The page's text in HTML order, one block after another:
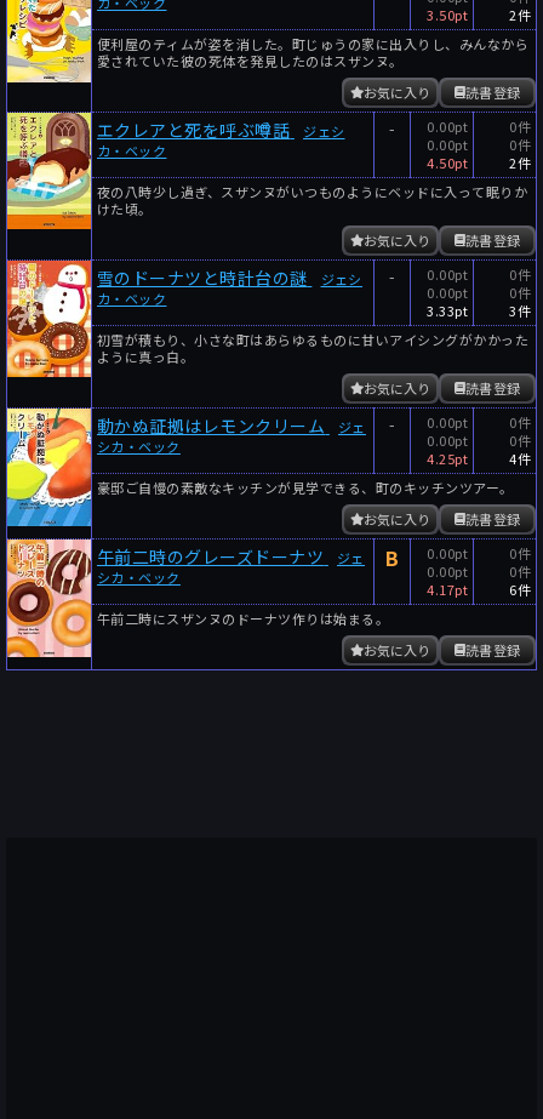
3.50pt
2件
便利屋のティムが姿を消した。町じゅうの家に出入りし、みんなから
愛されていた彼の死体を発見したのはスザンヌ。
読書登録
お気に入り
エクレアと死を呼ぶ噂話
ジェシ
カ・ベック
-
0.00pt
0.00pt
4.50pt
0件
0件
2件
夜の八時少し過ぎ、スザンヌがいつものようにベッドに入って眠りか
けた頃。
読書登録
お気に入り
雪のドーナツと時計台の謎
ジェシ
カ・ベック
-
0.00pt
0.00pt
3.33pt
0件
0件
3件
初雪が積もり、小さな町はあらゆるものに甘いアイシングがかかった
ように真っ白。
読書登録
お気に入り
動かぬ証拠はレモンクリーム
ジェ
シカ・ベック
-
0.00pt
0.00pt
4.25pt
0件
0件
4件
豪邸ご自慢の素敵なキッチンが見学できる、町のキッチンツアー。
読書登録
お気に入り
午前二時のグレーズドーナツ
ジェ
シカ・ベック
B
0.00pt
0.00pt
4.17pt
0件
0件
6件
午前二時にスザンヌのドーナツ作りは始まる。
読書登録
お気に入り